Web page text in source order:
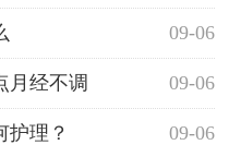
09-06
09-06
月经不调
09-06
护理？